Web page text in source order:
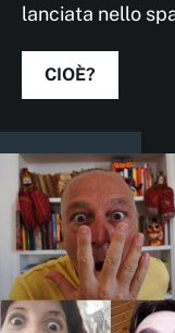
lanciata nello
CIOÈ?